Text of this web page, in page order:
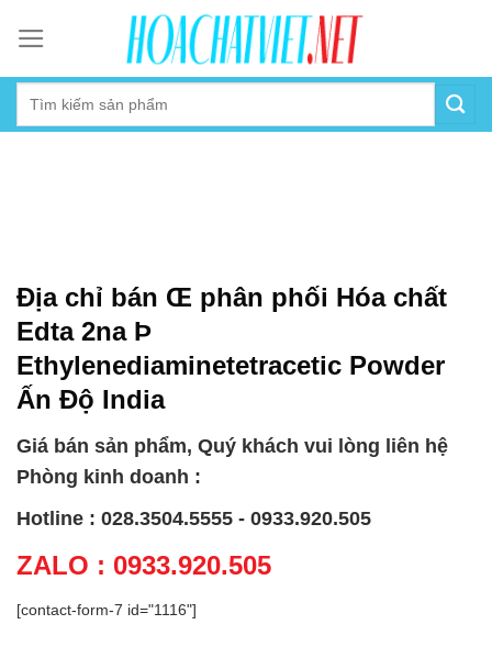
content
Địa chỉ bán Œ phân phối Hóa chất
Edta 2na Þ
Ethylenediaminetetracetic Powder
Ấn Độ India
Giá bán sản phẩm, Quý khách vui lòng liên hệ
Phòng kinh doanh :
Hotline : 028.3504.5555 - 0933.920.505
ZALO : 0933.920.505
[contact-form-7 id="1116"]